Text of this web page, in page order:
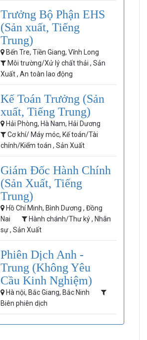
Trưởng Bộ Phận EHS
(Sản xuất, Tiếng
Trung)
Bến Tre, Tiền Giang, Vĩnh Long
Môi trường/Xử lý chất thải , Sản
Xuất , An toàn lao động
Kế Toán Trưởng (Sản
xuất, Tiếng Trung)
Hải Phòng, Hà Nam, Hải Dương
Cơ khí/ Máy móc, Kế toán/Tài
chính/Kiểm toán , Sản Xuất
Giám Đốc Hành Chính
(Sản Xuất, Tiếng
Trung)
Hồ Chí Minh, Bình Dương , Đồng
Nai
Hành chánh/Thư ký , Nhân
sự , Sản Xuất
Phiên Dịch Anh -
Trung (Không Yêu
Cầu Kinh Nghiệm)
Hà nội, Bắc Giang, Bắc Ninh
Biên phiên dịch